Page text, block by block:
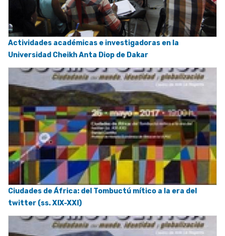
Actividades académicas e investigadoras en la
Universidad Cheikh Anta Diop de Dakar
Ciudades de África: del Tombuctú mítico a la era del
twitter (ss. XIX-XXI)